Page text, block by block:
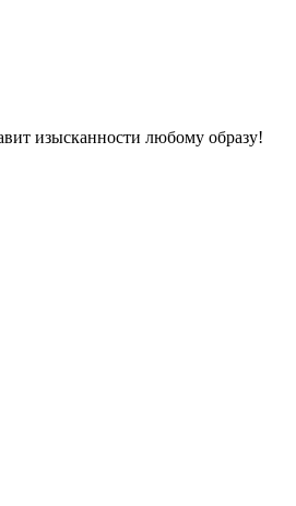
изысканности любому образу!